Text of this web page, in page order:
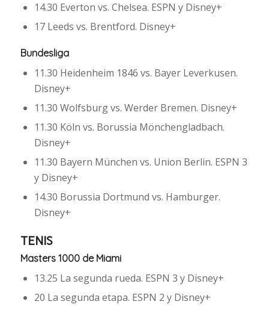
14.30 Everton vs. Chelsea. ESPN y Disney+
17 Leeds vs. Brentford. Disney+
Bundesliga
11.30 Heidenheim 1846 vs. Bayer Leverkusen.
Disney+
11.30 Wolfsburg vs. Werder Bremen. Disney+
11.30 Köln vs. Borussia Mönchengladbach.
Disney+
11.30 Bayern München vs. Union Berlin. ESPN 3
y Disney+
14.30 Borussia Dortmund vs. Hamburger.
Disney+
TENIS
Masters 1000 de Miami
13.25 La segunda rueda. ESPN 3 y Disney+
20 La segunda etapa. ESPN 2 y Disney+